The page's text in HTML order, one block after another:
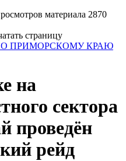
2870
ПРИМОРСКОМУ КРАЮ
на
сектора
проведён
рейд